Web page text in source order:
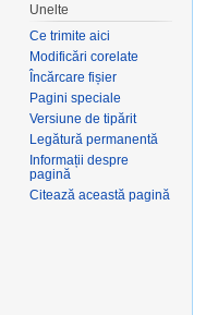
Unelte
Ce trimite aici
Modificări corelate
Încărcare fișier
Pagini speciale
Versiune de tipărit
Legătură permanentă
Informații despre
pagină
Citează această pagină